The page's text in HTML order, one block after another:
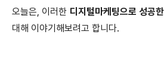
오늘은, 이러한 디지털마케팅으로 성공
대해 이야기해보려고 합니다.